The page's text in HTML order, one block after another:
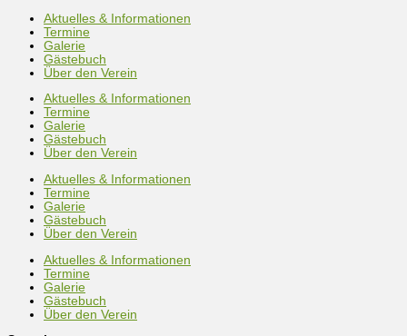
Aktuelles & Informationen
Termine
Galerie
Gästebuch
Über den Verein
Aktuelles & Informationen
Termine
Galerie
Gästebuch
Über den Verein
Aktuelles & Informationen
Termine
Galerie
Gästebuch
Über den Verein
Aktuelles & Informationen
Termine
Galerie
Gästebuch
Über den Verein